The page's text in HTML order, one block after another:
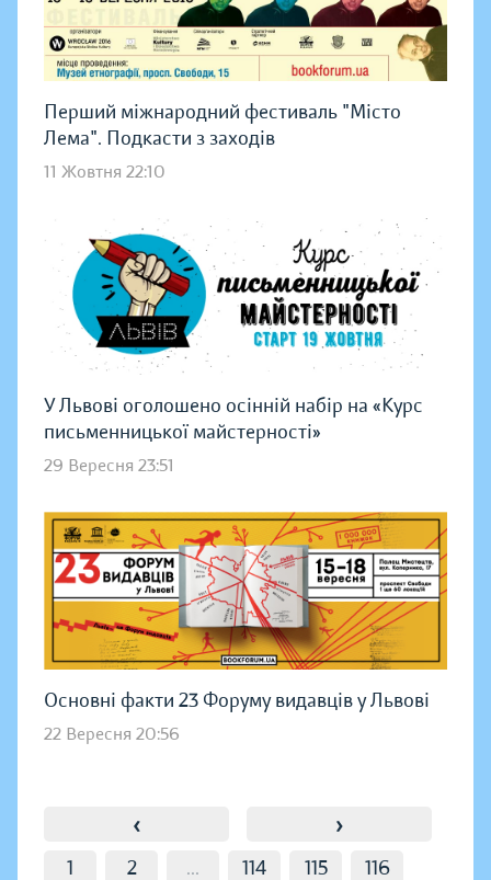
Перший міжнародний фестиваль "Місто
Лема". Подкасти з заходів
11 Жовтня 22:10
У Львові оголошено осінній набір на «Курс
письменницької майстерності»
29 Вересня 23:51
Основні факти 23 Форуму видавців у Львові
22 Вересня 20:56
‹
1 2 ... 114 115
116
›